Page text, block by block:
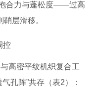
合力与蓬松度——过高
层滑移。
控
高密平纹机织复合工
孔阵”共存（表2）：